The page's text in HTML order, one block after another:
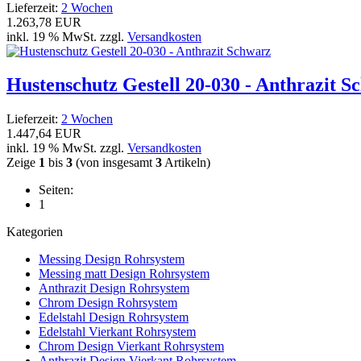
Lieferzeit: 2 Wochen
1.263,78 EUR
inkl. 19 % MwSt. zzgl. Versandkosten
Hustenschutz Gestell 20-030 - Anthrazit
Lieferzeit: 2 Wochen
1.447,64 EUR
inkl. 19 % MwSt. zzgl. Versandkosten
Zeige 1 bis 3 (von insgesamt 3 Artikeln)
Seiten:
1
Kategorien
Messing Design Rohrsystem
Messing matt Design Rohrsystem
Anthrazit Design Rohrsystem
Chrom Design Rohrsystem
Edelstahl Design Rohrsystem
Edelstahl Vierkant Rohrsystem
Chrom Design Vierkant Rohrsystem